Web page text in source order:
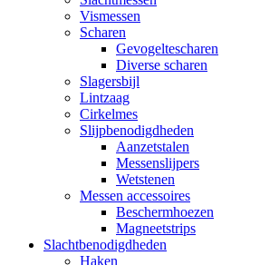
Vismessen
Scharen
Gevogeltescharen
Diverse scharen
Slagersbijl
Lintzaag
Cirkelmes
Slijpbenodigdheden
Aanzetstalen
Messenslijpers
Wetstenen
Messen accessoires
Beschermhoezen
Magneetstrips
Slachtbenodigdheden
Haken